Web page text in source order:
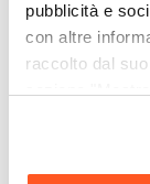
pubblicità e
con altre
raccolto dal
momento. Per
752 W
Valvola Di
€ 284,00